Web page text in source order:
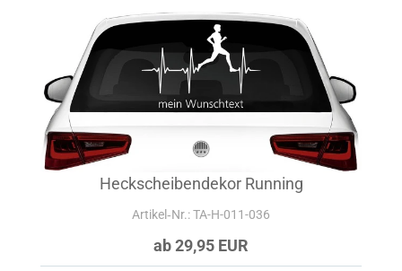
Heckscheibendekor Running
Artikel‑Nr.: TA-H-011-036
ab 29,95 EUR